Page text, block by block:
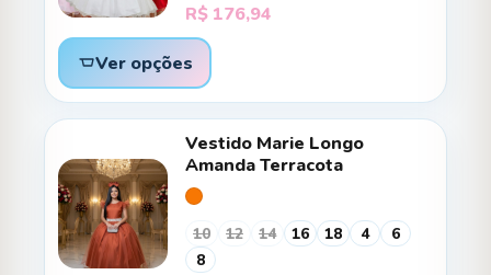
R$ 176,94
Ver opções
Vestido Marie Longo
Amanda Terracota
10 12 14 16 18 4
6
8